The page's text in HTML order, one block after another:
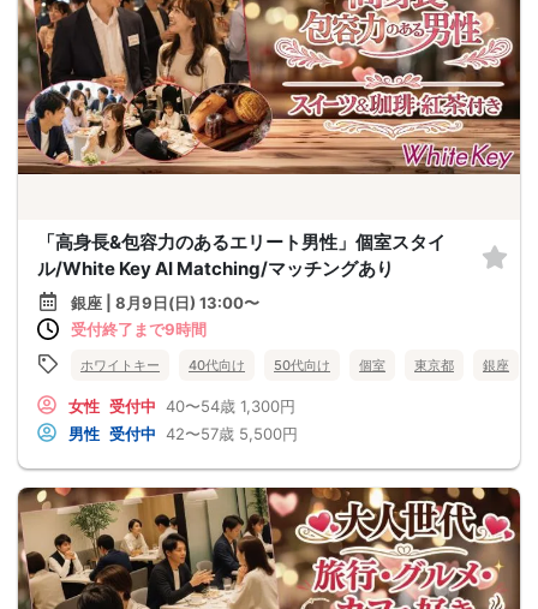
「高身長&包容力のあるエリート男性」個室スタイ
ル/White Key AI Matching/マッチングあり
銀座 | 8月9日(日) 13:00〜
受付終了まで9時間
ホワイトキー 40代向け 50代向け 個室 東京都 銀座
女性 受付中 40〜54歳 1,300円
男性 受付中 42〜57歳 5,500円